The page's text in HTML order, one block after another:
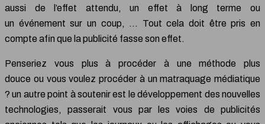
aussi de l’effet attendu, un effet à long terme ou
un événement sur un coup, … Tout cela doit être pris en
compte afin que la publicité fasse son effet.
Penseriez vous plus à procéder à une méthode plus
douce ou vous voulez procéder à un matraquage médiatique
? un autre point à soutenir est le développement des nouvelles
technologies, passerait vous par les voies de publicités